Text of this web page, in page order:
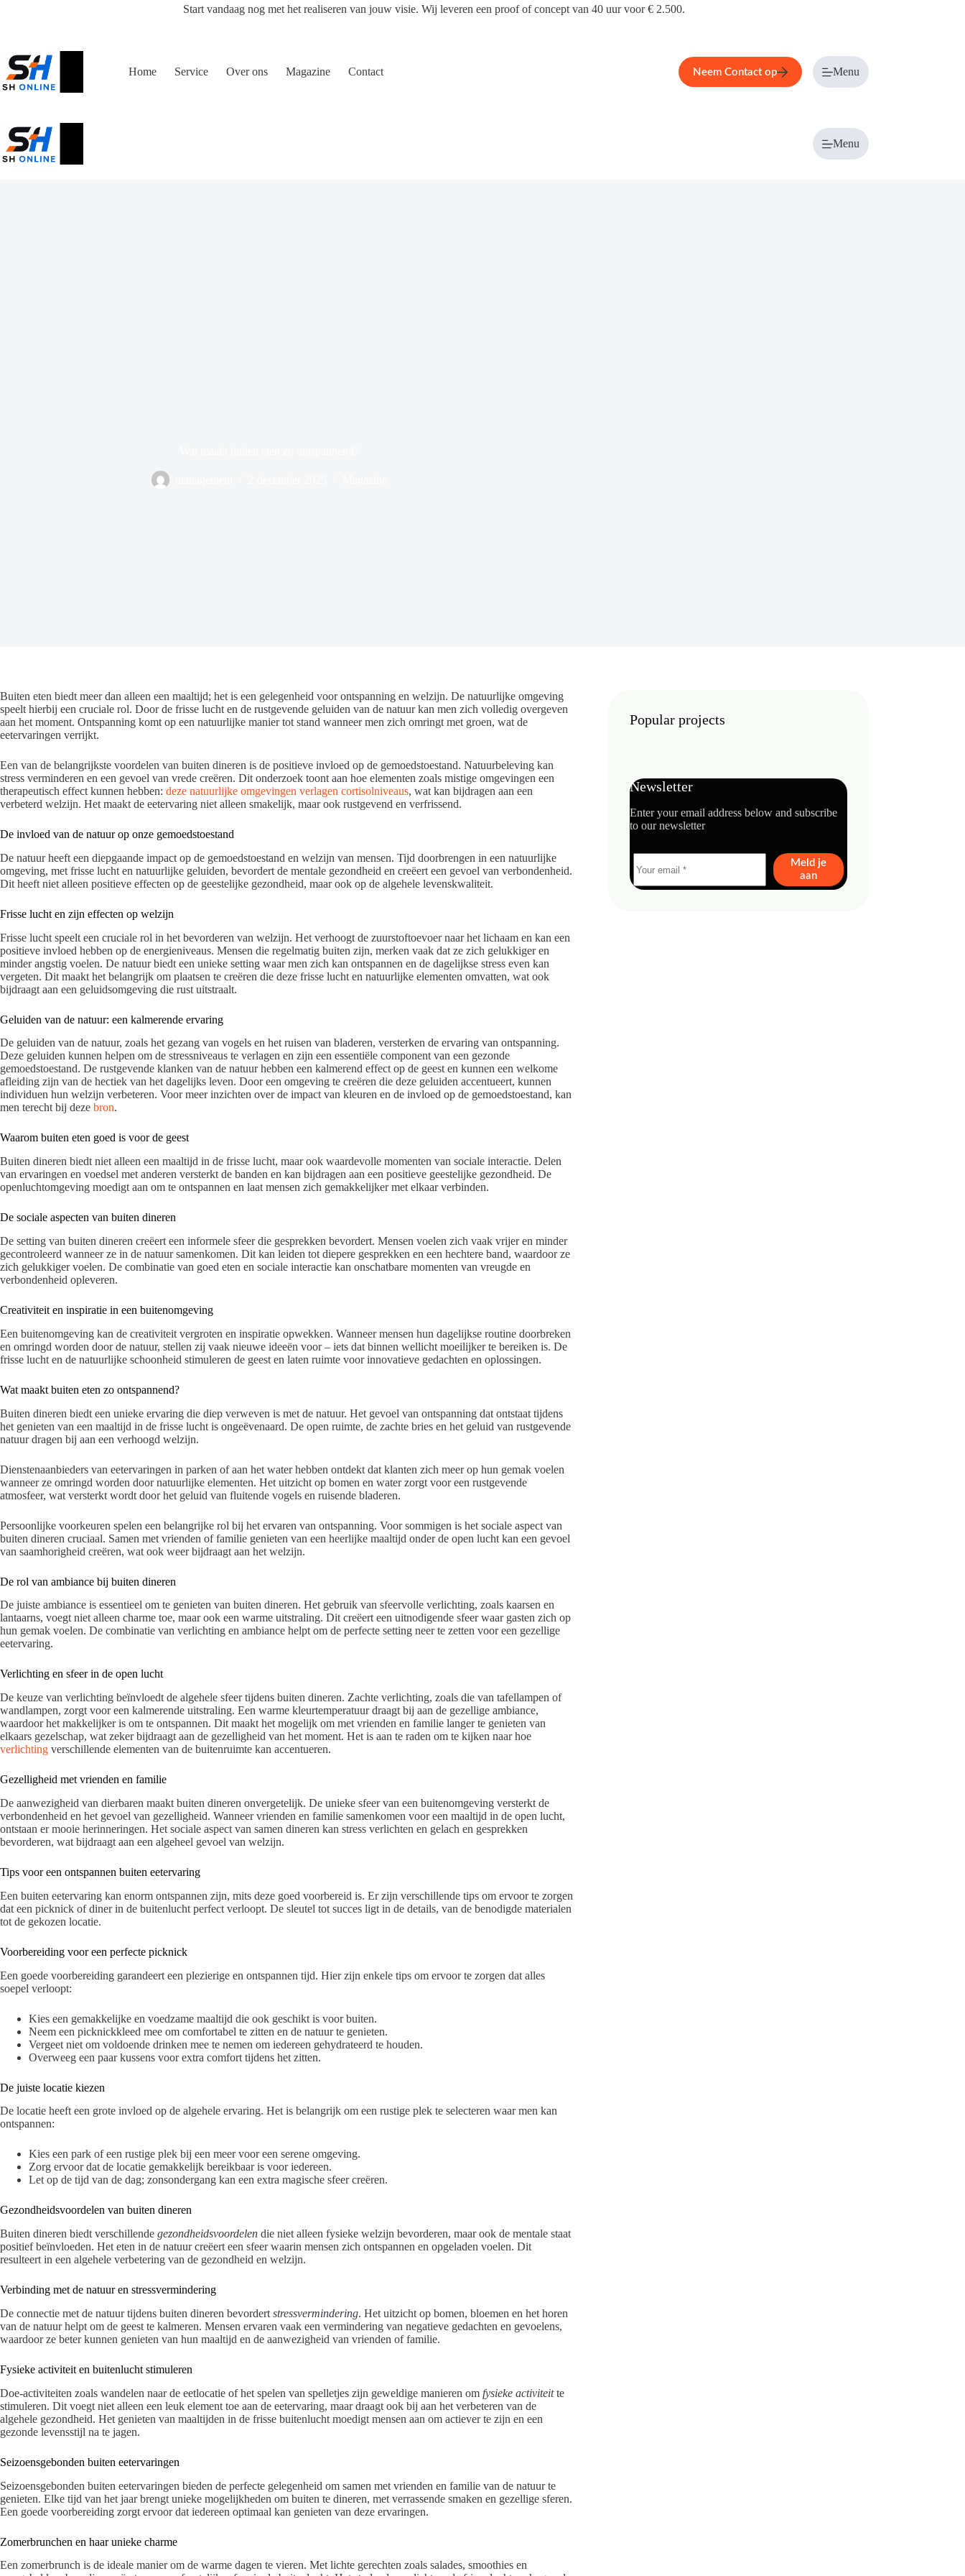
Start vandaag nog met het realiseren van jouw visie. Wij leveren een proof of concept van 40 uur voor € 2.500.
Home Service Over ons Magazine Contact Neem Contact op Menu
Menu
Buiten eten biedt meer dan alleen een maaltijd; het is een gelegenheid voor ontspanning en welzijn. De natuurlijke omgeving
speelt hierbij een cruciale rol. Door de frisse lucht en de rustgevende geluiden van de natuur kan men zich volledig overgeven
aan het moment. Ontspanning komt op een natuurlijke manier tot stand wanneer men zich omringt met groen, wat de
eetervaringen verrijkt.
Een van de belangrijkste voordelen van buiten dineren is de positieve invloed op de gemoedstoestand. Natuurbeleving kan
stress verminderen en een gevoel van vrede creëren. Dit onderzoek toont aan hoe elementen zoals mistige omgevingen een
therapeutisch effect kunnen hebben: deze natuurlijke omgevingen verlagen cortisolniveaus, wat kan bijdragen aan een
verbeterd welzijn. Het maakt de eetervaring niet alleen smakelijk, maar ook rustgevend en verfrissend.
De invloed van de natuur op onze gemoedstoestand
De natuur heeft een diepgaande impact op de gemoedstoestand en welzijn van mensen. Tijd doorbrengen in een natuurlijke
omgeving, met frisse lucht en natuurlijke geluiden, bevordert de mentale gezondheid en creëert een gevoel van verbondenheid.
Dit heeft niet alleen positieve effecten op de geestelijke gezondheid, maar ook op de algehele levenskwaliteit.
Frisse lucht en zijn effecten op welzijn
Frisse lucht speelt een cruciale rol in het bevorderen van welzijn. Het verhoogt de zuurstoftoevoer naar het lichaam en kan een
positieve invloed hebben op de energieniveaus. Mensen die regelmatig buiten zijn, merken vaak dat ze zich gelukkiger en
minder angstig voelen. De natuur biedt een unieke setting waar men zich kan ontspannen en de dagelijkse stress even kan
vergeten. Dit maakt het belangrijk om plaatsen te creëren die deze frisse lucht en natuurlijke elementen omvatten, wat ook
bijdraagt aan een geluidsomgeving die rust uitstraalt.
Geluiden van de natuur: een kalmerende ervaring
De geluiden van de natuur, zoals het gezang van vogels en het ruisen van bladeren, versterken de ervaring van ontspanning.
Deze geluiden kunnen helpen om de stressniveaus te verlagen en zijn een essentiële component van een gezonde
gemoedstoestand. De rustgevende klanken van de natuur hebben een kalmerend effect op de geest en kunnen een welkome
afleiding zijn van de hectiek van het dagelijks leven. Door een omgeving te creëren die deze geluiden accentueert, kunnen
individuen hun welzijn verbeteren. Voor meer inzichten over de impact van kleuren en de invloed op de gemoedstoestand, kan
men terecht bij deze bron.
Waarom buiten eten goed is voor de geest
Buiten dineren biedt niet alleen een maaltijd in de frisse lucht, maar ook waardevolle momenten van sociale interactie. Delen
van ervaringen en voedsel met anderen versterkt de banden en kan bijdragen aan een positieve geestelijke gezondheid. De
openluchtomgeving moedigt aan om te ontspannen en laat mensen zich gemakkelijker met elkaar verbinden.
De sociale aspecten van buiten dineren
De setting van buiten dineren creëert een informele sfeer die gesprekken bevordert. Mensen voelen zich vaak vrijer en minder
gecontroleerd wanneer ze in de natuur samenkomen. Dit kan leiden tot diepere gesprekken en een hechtere band, waardoor ze
zich gelukkiger voelen. De combinatie van goed eten en sociale interactie kan onschatbare momenten van vreugde en
verbondenheid opleveren.
Creativiteit en inspiratie in een buitenomgeving
Een buitenomgeving kan de creativiteit vergroten en inspiratie opwekken. Wanneer mensen hun dagelijkse routine doorbreken
en omringd worden door de natuur, stellen zij vaak nieuwe ideeën voor – iets dat binnen wellicht moeilijker te bereiken is. De
frisse lucht en de natuurlijke schoonheid stimuleren de geest en laten ruimte voor innovatieve gedachten en oplossingen.
Wat maakt buiten eten zo ontspannend?
Buiten dineren biedt een unieke ervaring die diep verweven is met de natuur. Het gevoel van ontspanning dat ontstaat tijdens
het genieten van een maaltijd in de frisse lucht is ongeëvenaard. De open ruimte, de zachte bries en het geluid van rustgevende
natuur dragen bij aan een verhoogd welzijn.
Dienstenaanbieders van eetervaringen in parken of aan het water hebben ontdekt dat klanten zich meer op hun gemak voelen
wanneer ze omringd worden door natuurlijke elementen. Het uitzicht op bomen en water zorgt voor een rustgevende
atmosfeer, wat versterkt wordt door het geluid van fluitende vogels en ruisende bladeren.
Persoonlijke voorkeuren spelen een belangrijke rol bij het ervaren van ontspanning. Voor sommigen is het sociale aspect van
buiten dineren cruciaal. Samen met vrienden of familie genieten van een heerlijke maaltijd onder de open lucht kan een gevoel
van saamhorigheid creëren, wat ook weer bijdraagt aan het welzijn.
De rol van ambiance bij buiten dineren
De juiste ambiance is essentieel om te genieten van buiten dineren. Het gebruik van sfeervolle verlichting, zoals kaarsen en
lantaarns, voegt niet alleen charme toe, maar ook een warme uitstraling. Dit creëert een uitnodigende sfeer waar gasten zich op
hun gemak voelen. De combinatie van verlichting en ambiance helpt om de perfecte setting neer te zetten voor een gezellige
eetervaring.
Verlichting en sfeer in de open lucht
De keuze van verlichting beïnvloedt de algehele sfeer tijdens buiten dineren. Zachte verlichting, zoals die van tafellampen of
wandlampen, zorgt voor een kalmerende uitstraling. Een warme kleurtemperatuur draagt bij aan de gezellige ambiance,
waardoor het makkelijker is om te ontspannen. Dit maakt het mogelijk om met vrienden en familie langer te genieten van
elkaars gezelschap, wat zeker bijdraagt aan de gezelligheid van het moment. Het is aan te raden om te kijken naar hoe
verlichting verschillende elementen van de buitenruimte kan accentueren.
Gezelligheid met vrienden en familie
De aanwezigheid van dierbaren maakt buiten dineren onvergetelijk. De unieke sfeer van een buitenomgeving versterkt de
verbondenheid en het gevoel van gezelligheid. Wanneer vrienden en familie samenkomen voor een maaltijd in de open lucht,
ontstaan er mooie herinneringen. Het sociale aspect van samen dineren kan stress verlichten en gelach en gesprekken
bevorderen, wat bijdraagt aan een algeheel gevoel van welzijn.
Tips voor een ontspannen buiten eetervaring
Een buiten eetervaring kan enorm ontspannen zijn, mits deze goed voorbereid is. Er zijn verschillende tips om ervoor te zorgen
dat een picknick of diner in de buitenlucht perfect verloopt. De sleutel tot succes ligt in de details, van de benodigde materialen
tot de gekozen locatie.
Voorbereiding voor een perfecte picknick
Een goede voorbereiding garandeert een plezierige en ontspannen tijd. Hier zijn enkele tips om ervoor te zorgen dat alles
soepel verloopt:
Kies een gemakkelijke en voedzame maaltijd die ook geschikt is voor buiten.
Neem een picknickkleed mee om comfortabel te zitten en de natuur te genieten.
Vergeet niet om voldoende drinken mee te nemen om iedereen gehydrateerd te houden.
Overweeg een paar kussens voor extra comfort tijdens het zitten.
De juiste locatie kiezen
De locatie heeft een grote invloed op de algehele ervaring. Het is belangrijk om een rustige plek te selecteren waar men kan
ontspannen:
Kies een park of een rustige plek bij een meer voor een serene omgeving.
Zorg ervoor dat de locatie gemakkelijk bereikbaar is voor iedereen.
Let op de tijd van de dag; zonsondergang kan een extra magische sfeer creëren.
Gezondheidsvoordelen van buiten dineren
Buiten dineren biedt verschillende gezondheidsvoordelen die niet alleen fysieke welzijn bevorderen, maar ook de mentale staat
positief beïnvloeden. Het eten in de natuur creëert een sfeer waarin mensen zich ontspannen en opgeladen voelen. Dit
resulteert in een algehele verbetering van de gezondheid en welzijn.
Verbinding met de natuur en stressvermindering
De connectie met de natuur tijdens buiten dineren bevordert stressvermindering. Het uitzicht op bomen, bloemen en het horen
van de natuur helpt om de geest te kalmeren. Mensen ervaren vaak een vermindering van negatieve gedachten en gevoelens,
waardoor ze beter kunnen genieten van hun maaltijd en de aanwezigheid van vrienden of familie.
Fysieke activiteit en buitenlucht stimuleren
Doe-activiteiten zoals wandelen naar de eetlocatie of het spelen van spelletjes zijn geweldige manieren om fysieke activiteitte
stimuleren. Dit voegt niet alleen een leuk element toe aan de eetervaring, maar draagt ook bij aan het verbeteren van de
algehele gezondheid. Het genieten van maaltijden in de frisse buitenlucht moedigt mensen aan om actiever te zijn en een
gezonde levensstijl na te jagen.
Seizoensgebonden buiten eetervaringen
Seizoensgebonden buiten eetervaringen bieden de perfecte gelegenheid om samen met vrienden en familie van de natuur te
genieten. Elke tijd van het jaar brengt unieke mogelijkheden om buiten te dineren, met verrassende smaken en gezellige sferen.
Een goede voorbereiding zorgt ervoor dat iedereen optimaal kan genieten van deze ervaringen.
Zomerbrunchen en haar unieke charme
Een zomerbrunch is de ideale manier om de warme dagen te vieren. Met lichte gerechten zoals salades, smoothies en
Popular projects
Newsletter
Enter your email address below and subscribe
to our newsletter
Meld je
aan